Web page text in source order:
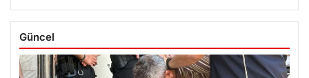
Güncel